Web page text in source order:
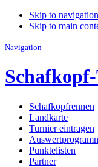
Skip to
Skip to main
Navigation
Schafkopfrennen
Landkarte
Turnier eintragen
Punktelisten
Partner